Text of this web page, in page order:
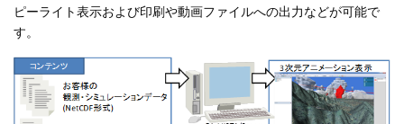
ピーライト表示および印刷や動画ファイルへの出力などが可能で
す。